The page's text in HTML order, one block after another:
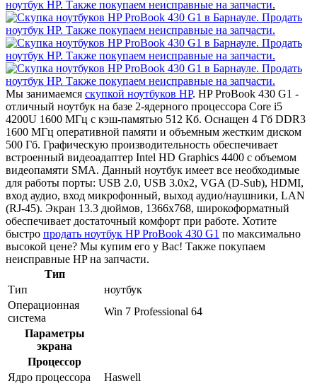
Мы занимаемся скупкой ноутбуков HP. HP ProBook 430 G1 -
отличный ноутбук на базе 2-ядерного процессора Core i5
4200U 1600 МГц с кэш-памятью 512 Кб. Оснащен 4 Гб DDR3
1600 МГц оперативной памяти и объемным жестким диском
500 Гб. Графическую производительность обеспечивает
встроенный видеоадаптер Intel HD Graphics 4400 с объемом
видеопамяти SMA. Данный ноутбук имеет все необходимые
для работы порты: USB 2.0, USB 3.0x2, VGA (D-Sub), HDMI,
вход аудио, вход микрофонный, выход аудио/наушники, LAN
(RJ-45). Экран 13.3 дюймов, 1366x768, широкоформатный
обеспечивает достаточный комфорт при работе. Хотите
быстро продать ноутбук HP ProBook 430 G1 по максимально
высокой цене? Мы купим его у Вас! Также покупаем
неисправные HP на запчасти.
Тип
Тип
ноутбук
Операционная
система
Win 7 Professional 64
Параметры
экрана
Процессор
Ядро процессора
Haswell